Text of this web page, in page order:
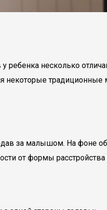
несколько
некоторые
за малышом. На фоне
от формы